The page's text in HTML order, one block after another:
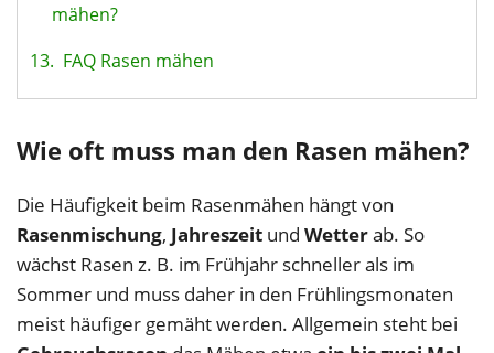
mähen?
13. FAQ Rasen mähen
Wie oft muss man den Rasen mähen?
Die Häufigkeit beim Rasenmähen hängt von
Rasenmischung, Jahreszeit und Wetterab. So
wächst Rasen z. B. im Frühjahr schneller als im
Sommer und muss daher in den Frühlingsmonaten
meist häufiger gemäht werden. Allgemein steht bei